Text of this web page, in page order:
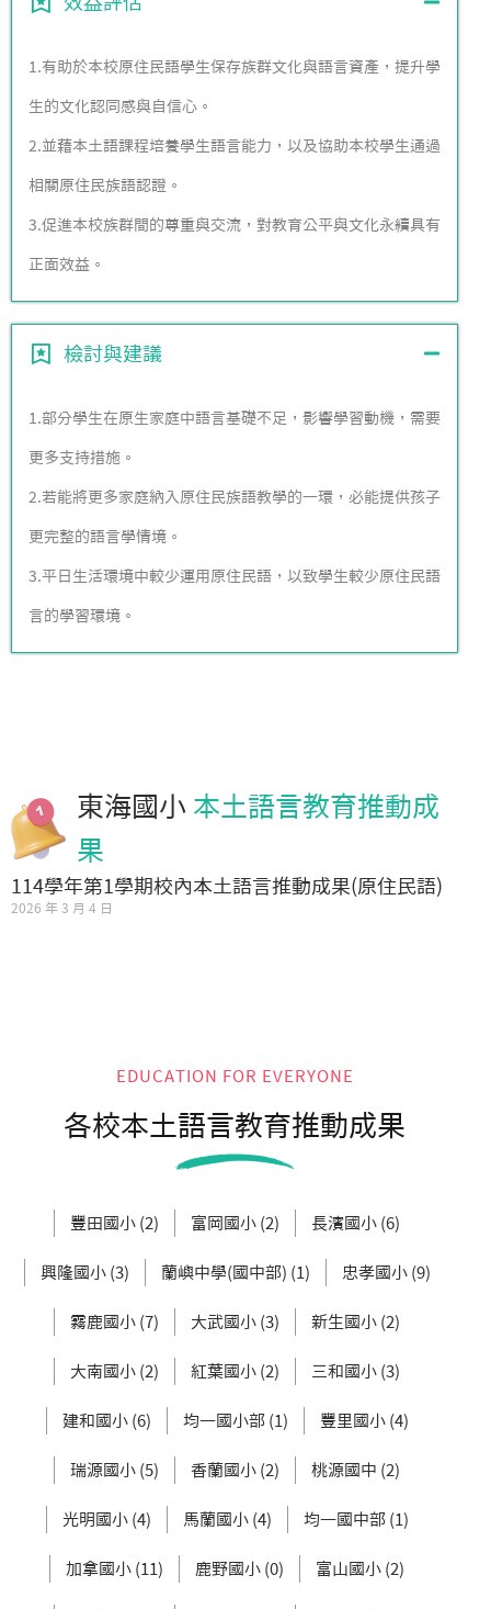
1.有助於本校原住民語學生保存族群文化與語言資產，提升學
生的文化認同感與自信心。
2.並藉本土語課程培養學生語言能力，以及協助本校學生通過
相關原住民族語認證。
3.促進本校族群間的尊重與交流，對教育公平與文化永續具有
正面效益。
檢討與建議
1.部分學生在原生家庭中語言基礎不足，影響學習動機，需要
更多支持措施。
2.若能將更多家庭納入原住民族語教學的一環，必能提供孩子
更完整的語言學情境。
3.平日生活環境中較少運用原住民語，以致學生較少原住民語
言的學習環境。
東海國小 本土語言教育推動成
果
114學年第1學期校內本土語言推動成果(原住民語)
2026 年 3 月 4 日
EDUCATION FOR EVERYONE
各校本土語言教育推動成果
豐田國小 (2) 富岡國小 (2) 長濱國小 (6)
興隆國小 (3) 蘭嶼中學(國中部) (1) 忠孝國小 (9)
霧鹿國小 (7) 大武國小 (3) 新生國小 (2)
大南國小 (2) 紅葉國小 (2) 三和國小 (3)
建和國小 (6) 均一國小部 (1) 豐里國小 (4)
瑞源國小 (5) 香蘭國小 (2) 桃源國中 (2)
光明國小 (4) 馬蘭國小 (4) 均一國中部 (1)
加拿國小 (11) 鹿野國小 (0) 富山國小 (2)